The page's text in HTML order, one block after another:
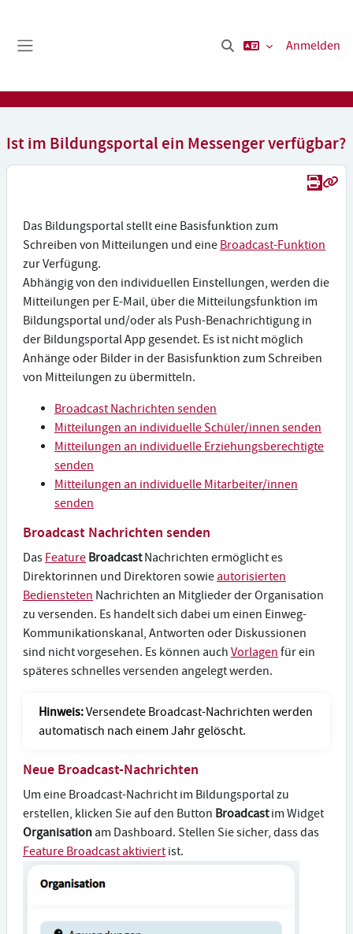
Sucheingabe umschalten
Anmelden
Ist im Bildungsportal ein Messenger verfügbar?
Das Bildungsportal stellt eine Basisfunktion zum
Schreiben von Mitteilungen und eine Broadcast-Funktion
zur Verfügung.
Abhängig von den individuellen Einstellungen, werden die
Mitteilungen per E-Mail, über die Mitteilungsfunktion im
Bildungsportal und/oder als Push-Benachrichtigung in
der Bildungsportal App gesendet. Es ist nicht möglich
Anhänge oder Bilder in der Basisfunktion zum Schreiben
von Mitteilungen zu übermitteln.
Broadcast Nachrichten senden
Mitteilungen an individuelle Schüler/innen senden
Mitteilungen an individuelle Erziehungsberechtigte
senden
Mitteilungen an individuelle Mitarbeiter/innen
senden
Broadcast Nachrichten senden
Das Feature BroadcastNachrichten ermöglicht es
Direktorinnen und Direktoren sowie autorisierten
Bediensteten Nachrichten an Mitglieder der Organisation
zu versenden. Es handelt sich dabei um einen Einweg-
Kommunikationskanal, Antworten oder Diskussionen
sind nicht vorgesehen. Es können auch Vorlagen für ein
späteres schnelles versenden angelegt werden.
Hinweis:Versendete Broadcast-Nachrichten werden
automatisch nach einem Jahr gelöscht.
Neue Broadcast-Nachrichten
Um eine Broadcast-Nachricht im Bildungsportal zu
erstellen, klicken Sie auf den Button Broadcastim Widget
Organisation am Dashboard. Stellen Sie sicher, dass das
Feature Broadcast aktiviert ist.